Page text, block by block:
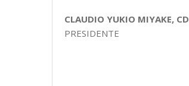
CLAUDIO YUKIO MIYAKE, CD
PRESIDENTE